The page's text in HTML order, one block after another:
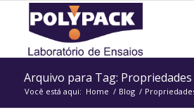
Arquivo para Tag: Propriedades
Você está aqui: Home / Blog /